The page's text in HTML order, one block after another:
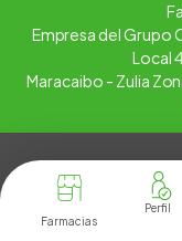
Farmacias
Empresa del Grupo
Local
Maracaibo - Zulia
Tienda